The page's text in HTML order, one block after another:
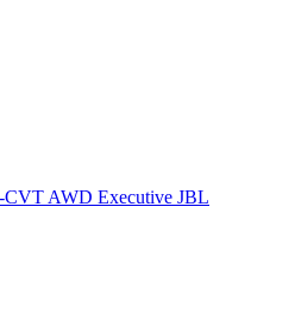
CVT AWD Executive JBL